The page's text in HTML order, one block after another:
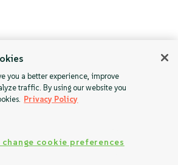
you a better experience, improve
traffic. By using our website you
Privacy Policy
change cookie preferences